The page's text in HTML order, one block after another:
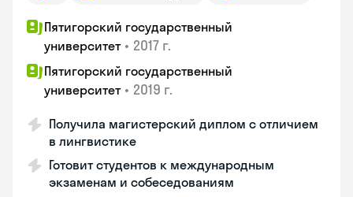
Пятигорский государственный
университет • 2017 г.
Пятигорский государственный
университет • 2019 г.
Получила магистерский диплом с отличием
в лингвистике
Готовит студентов к международным
экзаменам и собеседованиям